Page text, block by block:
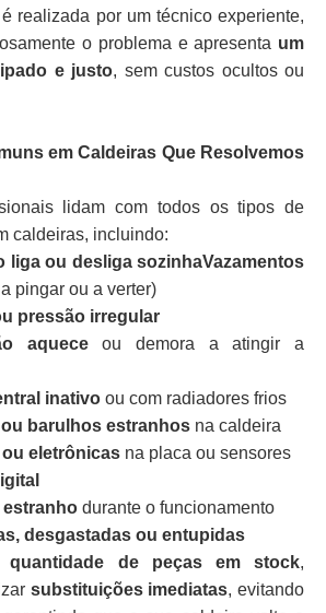
realizada por um técnico experiente,
o problema e apresenta um
e justo, sem custos ocultos ou
em Caldeiras Que Resolvemos
lidam com todos os tipos de
caldeiras, incluindo:
liga ou desliga sozinhaVazamentos
pingar ou a verter)
pressão irregular
aqueceou demora a atingir a
inativo ou com radiadores frios
barulhos estranhos na caldeira
eletrônicas na placa ou sensores
estranho durante o funcionamento
desgastadas ou entupidas
quantidade de peças em stock,
substituições imediatas, evitando